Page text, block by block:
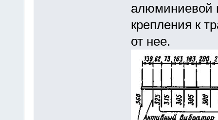
алюминиевой
крепления к
от нее.